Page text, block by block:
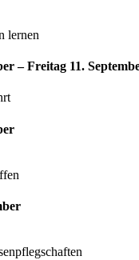
lernen
– Freitag 11.